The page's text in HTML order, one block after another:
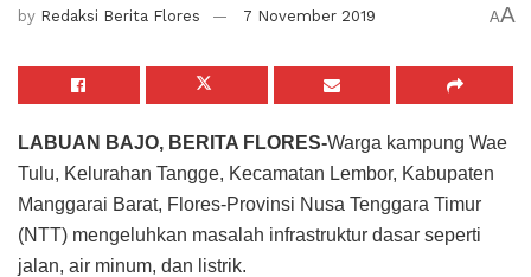
by Redaksi Berita Flores 7 November 2019 AA
LABUAN BAJO, BERITA FLORES-Warga kampung Wae
Tulu, Kelurahan Tangge, Kecamatan Lembor, Kabupaten
Manggarai Barat, Flores-Provinsi Nusa Tenggara Timur
(NTT) mengeluhkan masalah infrastruktur dasar seperti
jalan, air minum, dan listrik.